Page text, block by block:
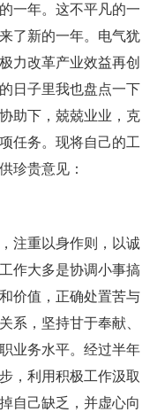
一年。这不平凡的一
了新的一年。电气犹
力改革产业效益再创
日子里我也盘点一下
助下，兢兢业业，克
任务。现将自己的工
珍贵意见：
注重以身作则，以诚
作大多是协调小事搞
价值，正确处置苦与
系，坚持甘于奉献、
业务水平。经过半年
，利用积极工作汲取
自己缺乏，并虚心向